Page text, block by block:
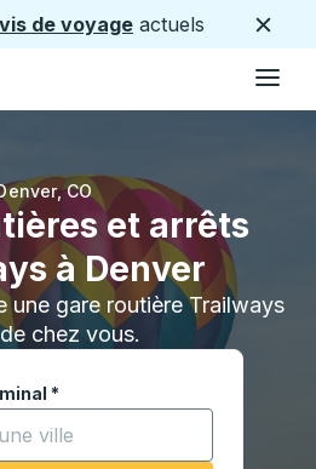
de voyage actuels
,CO
et arrêts
à Denver
une gare routière Trailways
chez vous.
*
saisir une ville pour ouvrir les